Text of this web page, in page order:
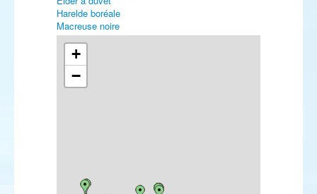
Harelde boréale
Macreuse noire
Macreuse brune
Garrot à œil d'or
Harle piette
Harle huppé
Harle bièvre
Faisan de Colchide
Plongeon catmarin
+
−